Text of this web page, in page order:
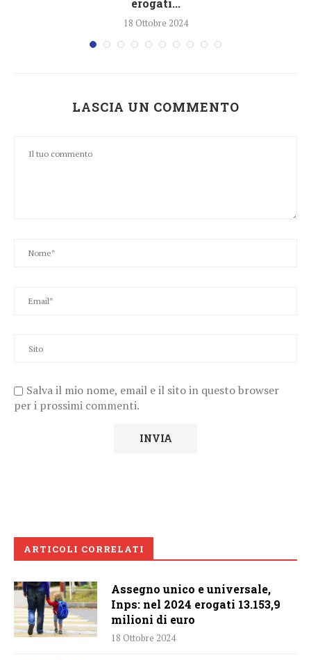
18 Ottobre 2024
LASCIA UN COMMENTO
Salva il mio nome, email e il sito in questo browser
per i prossimi commenti.
ARTICOLI CORRELATI
Assegno unico e universale,
Inps: nel 2024 erogati 13.153,9
milioni di euro
18 Ottobre 2024